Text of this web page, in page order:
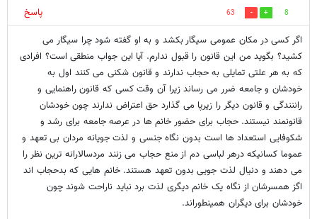
8
63
پاسخ
اگر کسی در مکان عمومی سیگار بکشد و به او گفته شود چرا سیگار می
کشید؟ بگوید من این قانون را قبول ندارم. آیا این جواب منطقی است؟ افرادی
که به هر علتی تمایلی به حجاب ندارند و قانون شکنی می کنند اول به
خودشان و جامعه ضرر می رساند زیرا آن وقت کسی که قانون راهنمایی و
راننندگی و قانون دیگر را زیرپا می گذارد حق اعتراض ندارند چون خودشان
قانونمند نیستند. حجاب برای حضور خانم ها در عرصه جامعه برای رشد و
شکوفایی استعداد ها است بدون نگاه جنسی و لذت جویانه مردان بی تعهد و
عموما کسانیکه درهر لباسی دم از منع حجاب می زنند مردسالارانه ترین نظر را
می دهند و دنیال لذت جویی بدون تعهد هستند. خانم هایی که بدحجاب اند
اگز همسرشان از نگاه یک خانم دیگری لذت برد نباید ناراحت شوند چون
خودشان برای دیگران همینطوراند.